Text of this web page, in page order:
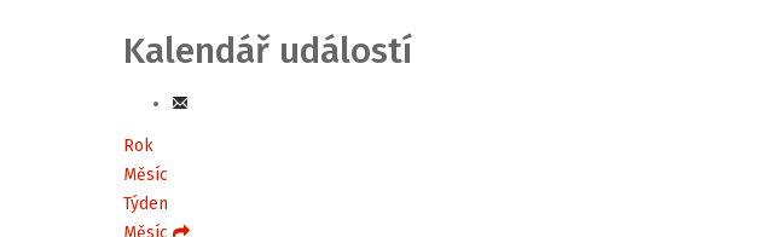
Kalendář událostí
Rok
Měsíc
Týden
Měsíc